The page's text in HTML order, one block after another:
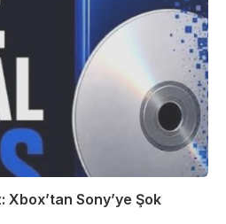
Xbox’tan Sony’ye Şok